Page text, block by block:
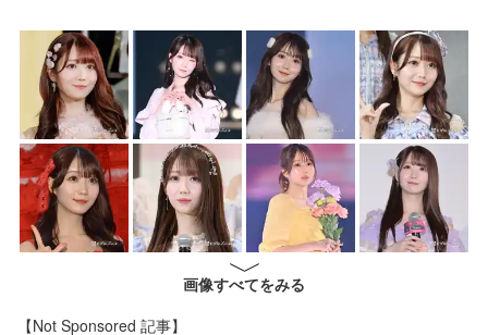
画像すべてをみる
【Not Sponsored 記事】